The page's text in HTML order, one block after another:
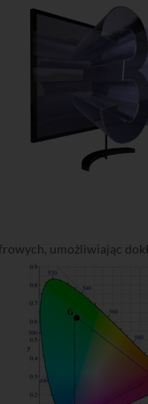
umożliwiając